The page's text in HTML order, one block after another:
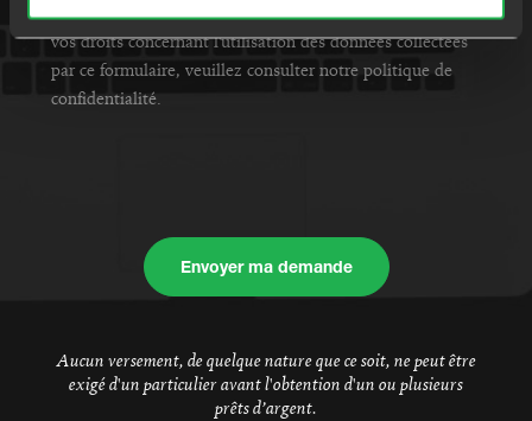
demande d'étude personnalisée. Pour connaître et exercer
vos droits concernant l'utilisation des données collectées
par ce formulaire, veuillez consulter notre politique de
confidentialité.
Envoyer ma demande
Aucun versement, de quelque nature que ce soit, ne peut être
exigé d'un particulier avant l'obtention d'un ou plusieurs
prêts d’argent.